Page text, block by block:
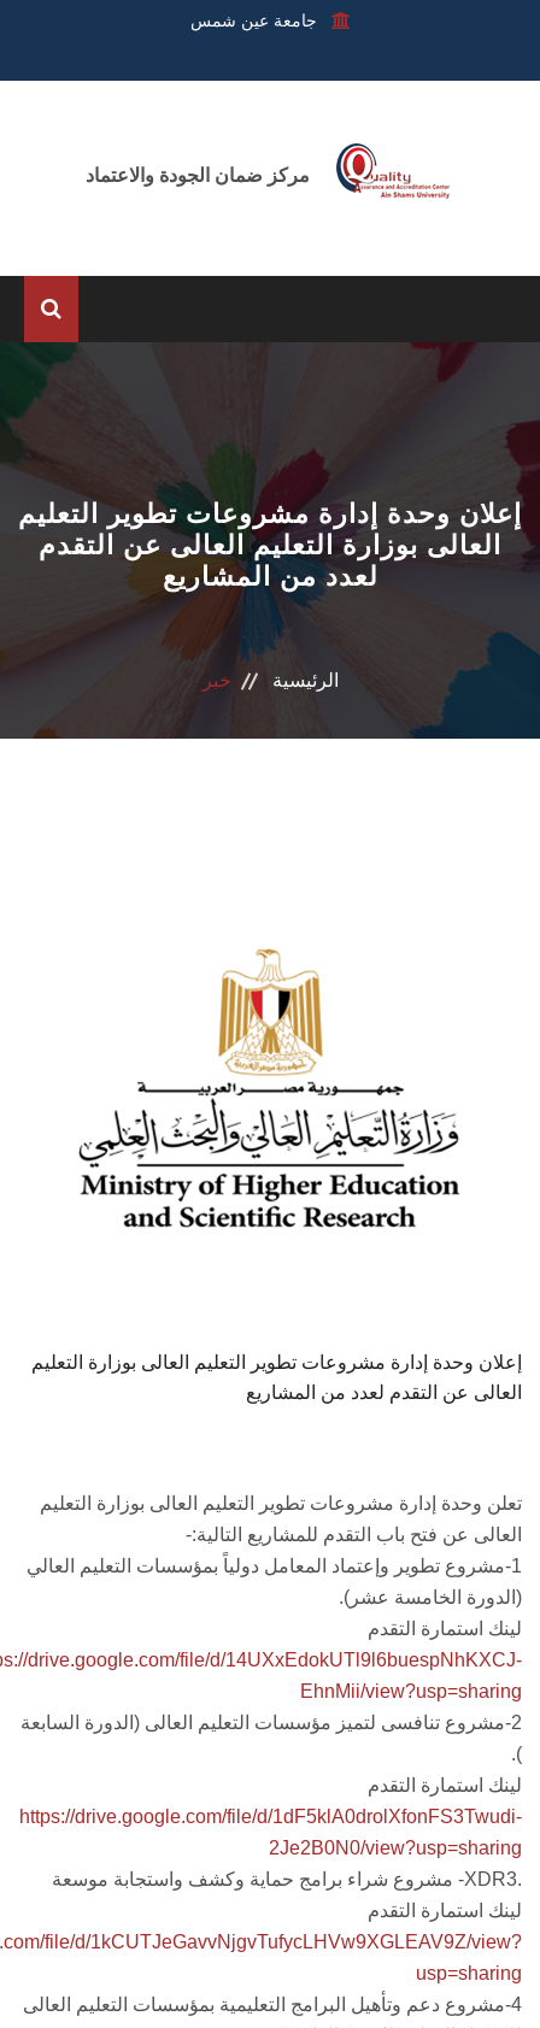
جامعة عين شمس
الرئيسية
الوحدات
إعلان وحدة إدارة مشروعات تطوير التعليم
العالى بوزارة التعليم العالى عن التقدم
لعدد من المشاريع
الرئيسية خبر
إعلان وحدة إدارة مشروعات تطوير التعليم العالى بوزارة التعليم
العالى عن التقدم لعدد من المشاريع
تعلن وحدة إدارة مشروعات تطوير التعليم العالى بوزارة التعليم
العالى عن فتح باب التقدم للمشاريع التالية:-
1-مشروع تطوير وإعتماد المعامل دولياً بمؤسسات التعليم العالي
(الدورة الخامسة عشر).
لينك استمارة التقدم
drive.google.com/file/d/14UXxEdokUTl9l6buespNhKXCJ-
EhnMii/view?usp=sharing
2-مشروع تنافسى لتميز مؤسسات التعليم العالى (الدورة السابعة
).
لينك استمارة التقدم
https://drive.google.com/file/d/1dF5klA0drolXfonFS3Twudi-
2Je2B0N0/view?usp=sharing
.XDR3- مشروع شراء برامج حماية وكشف واستجابة موسعة
لينك استمارة التقدم
file/d/1kCUTJeGavvNjgvTufycLHVw9XGLEAV9Z/view?
usp=sharing
4-مشروع دعم وتأهيل البرامج التعليمية بمؤسسات التعليم العالى